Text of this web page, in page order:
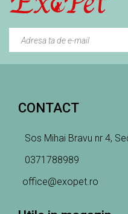
CONTACT
Sos Mihai Bravu nr 4,
0371788989
office@exopet.ro